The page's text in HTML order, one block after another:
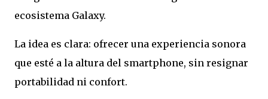
ecosistema Galaxy.
La idea es clara: ofrecer una experiencia sonora
que esté a la altura del smartphone, sin resignar
portabilidad ni confort.